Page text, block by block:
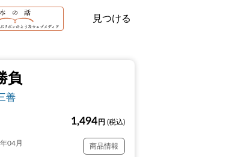
見つける
負
善
1,494 円 (税込)
04月 商品情報